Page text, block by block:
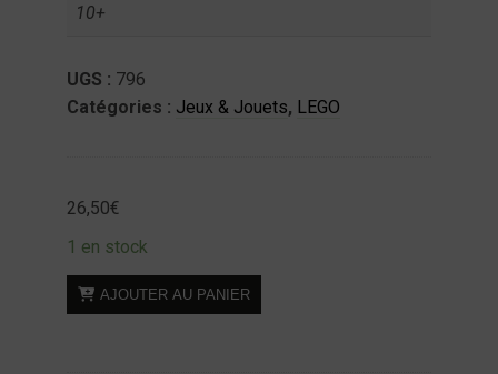
10+
UGS : 796
Catégories : Jeux & Jouets, LEGO
26,50€
1 en stock
quantité
de
AJOUTER AU PANIER